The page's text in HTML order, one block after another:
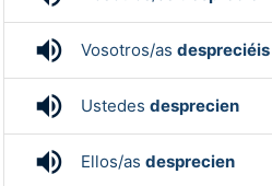
volume_up Vosotros/as despreciéis
volume_up Ustedes desprecien
volume_up Ellos/as desprecien